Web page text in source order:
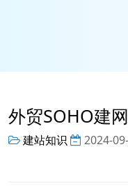
外贸SOHO建
建站知识 2024-